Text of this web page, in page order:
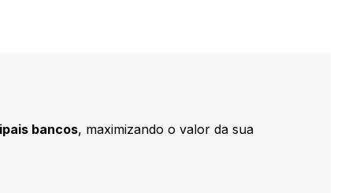
bancos, maximizando o valor da sua